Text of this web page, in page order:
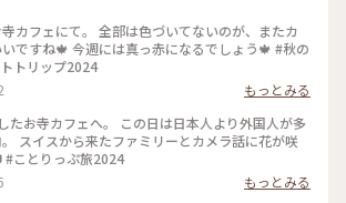
カフェにて。 全部は色づいてないのが、またカ
ですね🍁 今週には真っ赤になるでしょう🍁 #秋の
トリップ2024
もっとみる
たお寺カフェへ。 この日は日本人より外国人が多
スイスから来たファミリーとカメラ話に花が咲
きました📷️ #ことりっぷ旅2024
もっとみる